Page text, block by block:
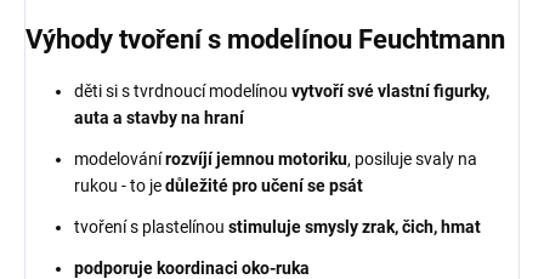
Výhody tvoření s modelínou Feuchtmann
děti si s tvrdnoucí modelínou vytvoří své vlastní figurky,
auta a stavby na hraní
modelovánírozvíjí jemnou motoriku, posiluje svaly na
rukou - to jedůležité pro učení se psát
tvoření s plastelínou stimuluje smysly zrak, čich, hmat
podporuje koordinaci oko-ruka